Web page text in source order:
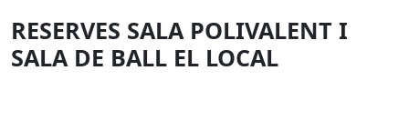
RESERVES SALA POLIVALENT I
SALA DE BALL EL LOCAL